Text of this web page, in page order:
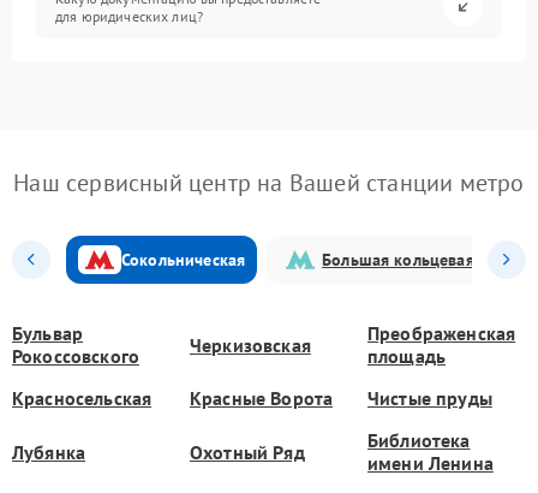
для юридических лиц?
Наш сервисный центр на Вашей станции метро
Сокольническая Большая кольцевая
Бульвар
Рокоссовского
Черкизовская
Преображенская
площадь
Красносельская
Красные Ворота Чистые пруды
Лубянка Охотный Ряд
Библиотека
имени Ленина